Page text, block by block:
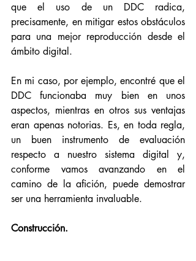
que el uso de un DDC radica,
precisamente, en mitigar estos obstáculos
para una mejor reproducción desde el
ámbito digital.
En mi caso, por ejemplo, encontré que el
DDC funcionaba muy bien en unos
aspectos, mientras en otros sus ventajas
eran apenas notorias. Es, en toda regla,
un buen instrumento de evaluación
respecto a nuestro sistema digital y,
conforme vamos avanzando en el
camino de la afición, puede demostrar
ser una herramienta invaluable.
Construcción.